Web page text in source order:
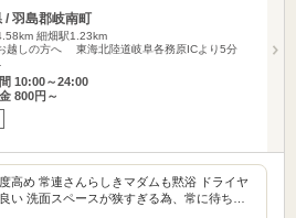
/ 羽島郡岐南町
細畑駅1.23km
越しの方へ 東海北陸道岐阜各務原ICより5分
10:00～24:00
800円～
高め 常連さんらしきマダムも黙浴 ドライヤ
い 洗面スペースが狭すぎる為、常に待ち…